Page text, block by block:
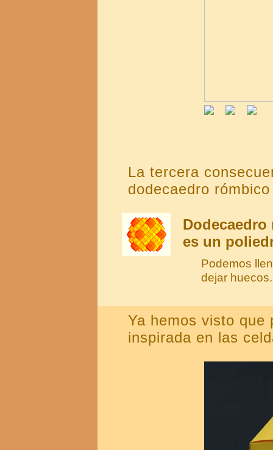
La tercera
dodecaedro
es un
Podemos
dejar huecos.
Ya hemos visto que
inspirada en las